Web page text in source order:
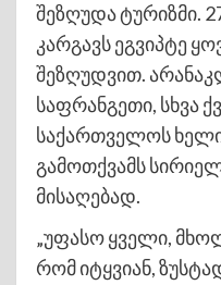
შეზღუდა ტურიზმი.
კარგავს ეგვიპტე
შეზღუდვით.
საფრანგეთი, სხვა
საქართველოს
გამოთქვამს
მისაღებად.
„უფასო ყველი,
რომ იტყვიან,